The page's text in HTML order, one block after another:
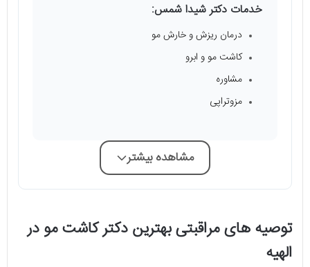
خدمات دکتر شیدا شمس:
درمان ریزش و خارش مو
کاشت مو و ابرو
مشاوره
مزوتراپی
مشاهده بیشتر
توصیه های مراقبتی بهترین دکتر کاشت مو در
الهیه